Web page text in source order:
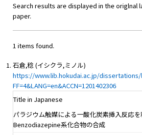
Search results are displayed in the origlnal
paper.
1 items found.
石倉,稔 (イシクラ,ミノル)
https://www.lib.hokudai.ac.jp/
FF=4&LANG=en&ACCN=1201402306
Title in Japanese
パラジウム触媒による一酸化炭素挿入反応
Benzodiazepine系化合物の合成